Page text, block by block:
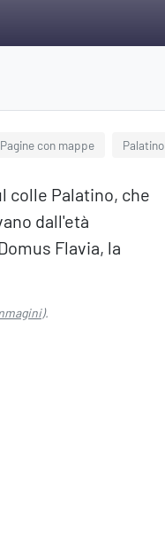
Pagine con mappe Palatino
colle Palatino, che
dall'età
Flavia, la
).